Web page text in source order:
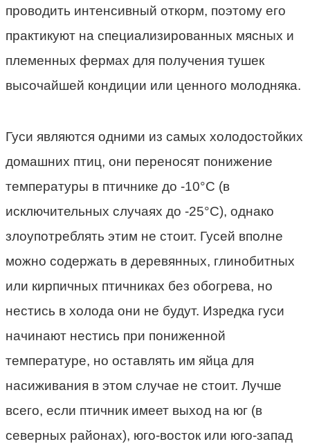
проводить интенсивный откорм, поэтому его
практикуют на специализированных мясных и
племенных фермах для получения тушек
высочайшей кондиции или ценного молодняка.
Гуси являются одними из самых холодостойких
домашних птиц, они переносят понижение
температуры в птичнике до -10°С (в
исключительных случаях до -25°С), однако
злоупотреблять этим не стоит. Гусей вполне
можно содержать в деревянных, глинобитных
или кирпичных птичниках без обогрева, но
нестись в холода они не будут. Изредка гуси
начинают нестись при пониженной
температуре, но оставлять им яйца для
насиживания в этом случае не стоит. Лучше
всего, если птичник имеет выход на юг (в
северных районах), юго-восток или юго-запад